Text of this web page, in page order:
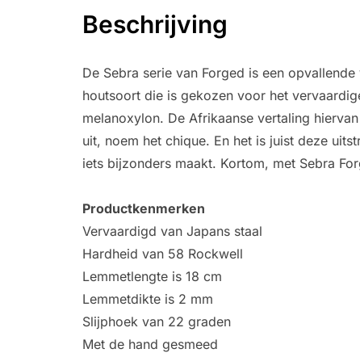
Beschrijving
De Sebra serie van Forged is een
houtsoort die is gekozen voor het
melanoxylon. De Afrikaanse vertaling
uit, noem het chique. En het is juist deze
iets bijzonders maakt. Kortom, met Sebra
Productkenmerken
Vervaardigd van Japans staal
Hardheid van 58 Rockwell
Lemmetlengte is 18 cm
Lemmetdikte is 2 mm
Slijphoek van 22 graden
Met de hand gesmeed